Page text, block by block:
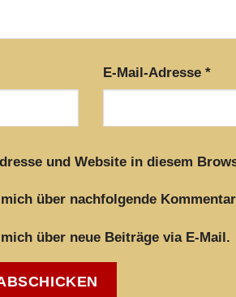
E-Mail-Adresse*
und Website in diesem
über nachfolgende
über neue Beiträge via E-Mail.